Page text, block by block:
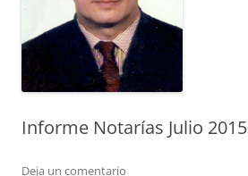
Informe Notarías Julio 2015
Deja un comentario